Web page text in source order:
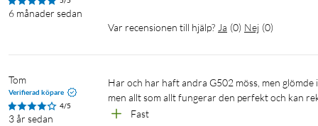
inom spelteknik och har nu den helt nya optiskmekaniska
tillförlitlighet samt en exakt klickupplevelse i en och samma
6 månader sedan
Var recensionen till hjälp? Ja (0) Nej (0)
Tom
Verifierad köpare
4/5
3 år sedan
Har och har haft andra G502 möss, men glömde i processen att G502 X inte har LED-ljus, så det var en liten besvikelse,
men allt som allt fungerar den perfekt och kan
Fast